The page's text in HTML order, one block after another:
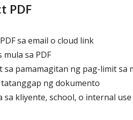
PDF
sa email o cloud link
sa PDF
pamamagitan ng pag-limit sa
ng dokumento
kliyente, school, o internal use